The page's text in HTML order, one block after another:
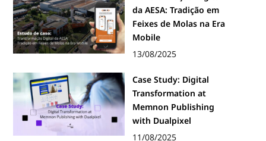
da AESA: Tradição em
Feixes de Molas na Era
Mobile
13/08/2025
Case Study: Digital
Transformation at
Memnon Publishing
with Dualpixel
11/08/2025